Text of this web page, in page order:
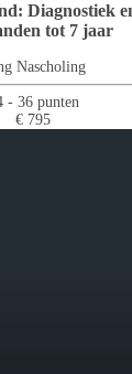
Diagnostiek
tot 7 jaar
Nascholing
- 36 punten
€ 795